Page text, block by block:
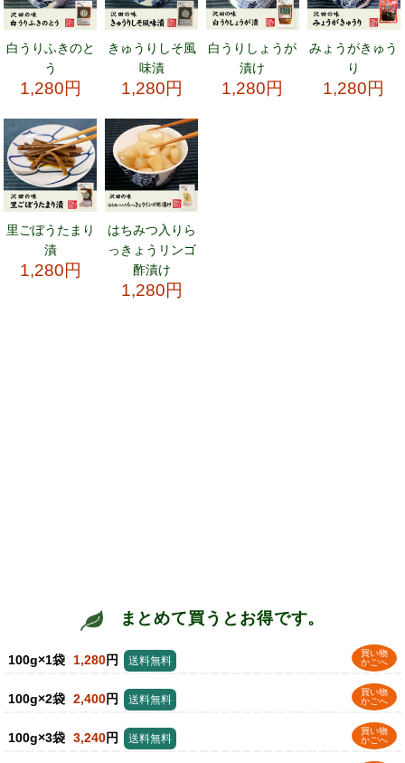
まとめて買うとお得です。
100g×1袋 1,280円
買い物
かごへ
送料無料
100g×2袋 2,400円
買い物
かごへ
送料無料
100g×3袋 3,240円
買い物
かごへ
送料無料